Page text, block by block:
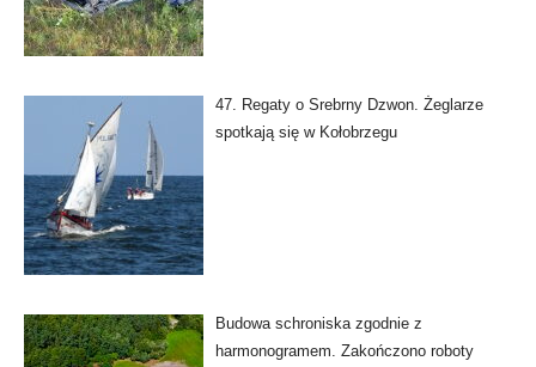
47. Regaty o Srebrny Dzwon. Żeglarze
spotkają się w Kołobrzegu
Budowa schroniska zgodnie z
harmonogramem. Zakończono roboty